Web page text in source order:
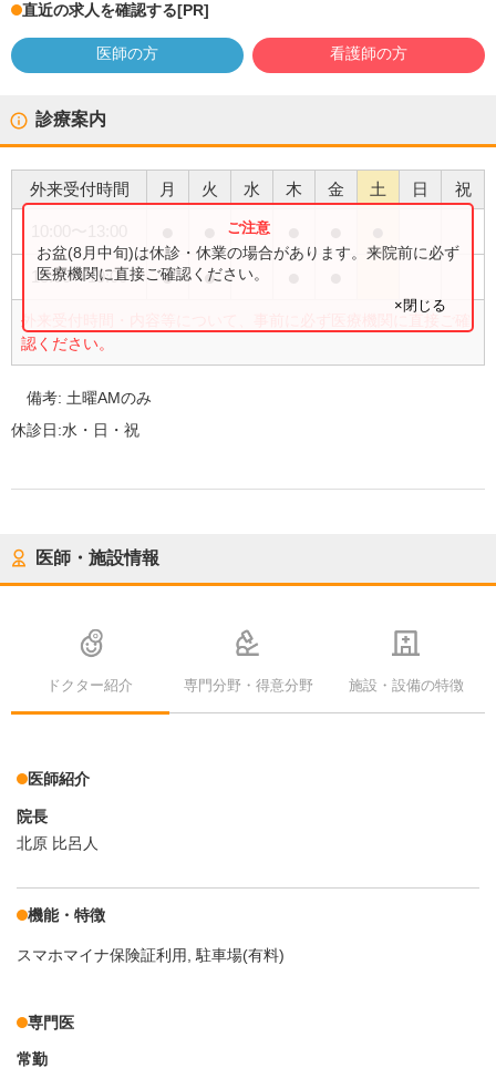
直近の求人を確認する[PR]
医師の方 看護師の方
診療案内
外来受付時間 月 火 水 木 金 土 日 祝
15:00〜19:00 ● ●
外来受付時間・内容等について、事前に必ず医療機関に直接ご確
認ください。
お盆(8月中旬)は休診・休業の場合があります。来院前に必ず
医療機関に直接ご確認ください。
×閉じる
備考: 土曜AMのみ
休診日:水・日・祝
医師・施設情報
ドクター紹介 専門分野・得意分野 施設・設備の特徴
医師紹介
院長
北原 比呂人
機能・特徴
スマホマイナ保険証利用 駐車場(有料)
専門医
常勤